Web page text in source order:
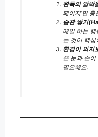
완독의 압박
페이지’면 충
습관 쌓기
매일 하는
는 것이 핵심
환경이 의지
은 눈과 손
필요해요.